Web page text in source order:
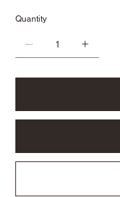
Quantity